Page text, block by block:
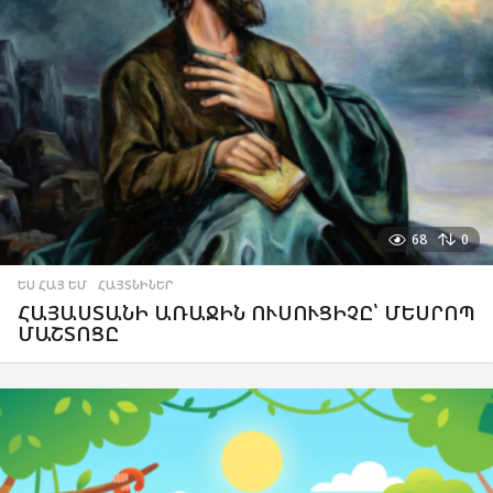
68 0
ԵՍ ՀԱՅ ԵՄ ,ՀԱՅՏՆԻՆԵՐ
ՀԱՅԱՍՏԱՆԻ ԱՌԱՋԻՆ ՈՒՍՈՒՑԻՉԸ՝ ՄԵՍՐՈՊ
ՄԱՇՏՈՑԸ